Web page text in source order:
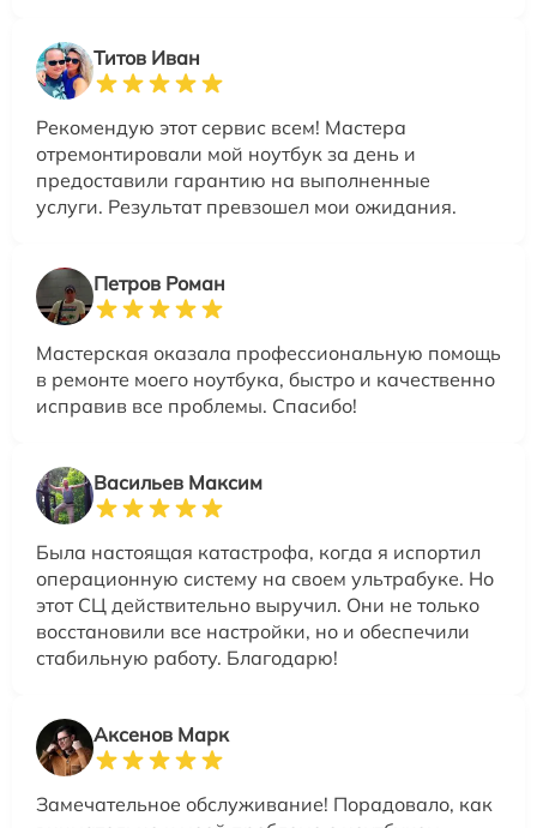
Титов Иван
Рекомендую этот сервис всем! Мастера
отремонтировали мой ноутбук за день и
предоставили гарантию на выполненные
услуги. Результат превзошел мои ожидания.
Петров Роман
Мастерская оказала профессиональную помощь
в ремонте моего ноутбука, быстро и качественно
исправив все проблемы. Спасибо!
Васильев Максим
Была настоящая катастрофа, когда я испортил
операционную систему на своем ультрабуке. Но
этот СЦ действительно выручил. Они не только
восстановили все настройки, но и обеспечили
стабильную работу. Благодарю!
Аксенов Марк
Замечательное обслуживание! Порадовало, как